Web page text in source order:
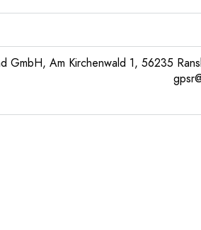
GmbH, Am Kirchenwald 1, 56235